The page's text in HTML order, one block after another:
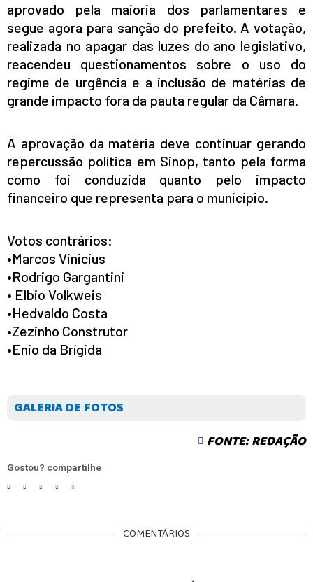
aprovado pela maioria dos parlamentares e
segue agora para sanção do prefeito. A votação,
realizada no apagar das luzes do ano legislativo,
reacendeu questionamentos sobre o uso do
regime de urgência e a inclusão de matérias de
grande impacto fora da pauta regular da Câmara.
A aprovação da matéria deve continuar gerando
repercussão política em Sinop, tanto pela forma
como foi conduzida quanto pelo impacto
financeiro que representa para o município.
Votos contrários:
•Marcos Vinicius
•Rodrigo Gargantini
• Elbio Volkweis
•Hedvaldo Costa
•Zezinho Construtor
•Enio da Brígida
GALERIA DE FOTOS
FONTE: REDAÇÃO
Gostou? compartilhe
COMENTÁRIOS